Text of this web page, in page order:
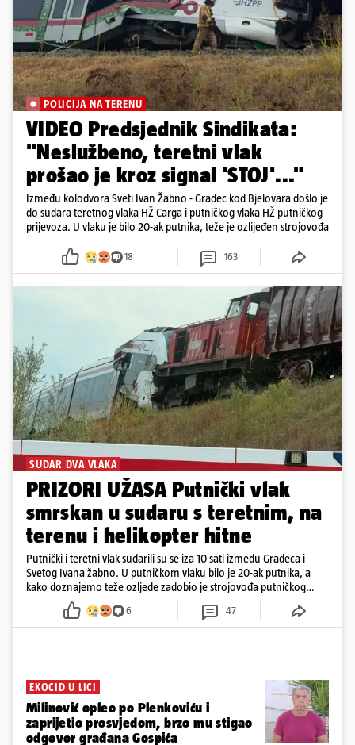
POLICIJA NA TERENU
VIDEO Predsjednik Sindikata:
"Neslužbeno, teretni vlak
prošao je kroz signal 'STOJ'..."
Između kolodvora Sveti Ivan Žabno - Gradec kod Bjelovara došlo je
do sudara teretnog vlaka HŽ Carga i putničkog vlaka HŽ putničkog
prijevoza. U vlaku je bilo 20-ak putnika, teže je ozlijeđen strojovođa
18 163
SUDAR DVA VLAKA
PRIZORI UŽASA Putnički vlak
smrskan u sudaru s teretnim, na
terenu i helikopter hitne
Putnički i teretni vlak sudarili su se iza 10 sati između Gradeca i
Svetog Ivana žabno. U putničkom vlaku bilo je 20-ak putnika, a
kako doznajemo teže ozljede zadobio je strojovođa putničkog
vlaka. Zatvoren je promet, a fotoreporteri Prigorskog objavili su
prve snimke s mjesta sudara
6 47
EKOCID U LICI
Milinović opleo po Plenkoviću i
zaprijetio prosvjedom, brzo mu stigao
odgovor građana Gospića